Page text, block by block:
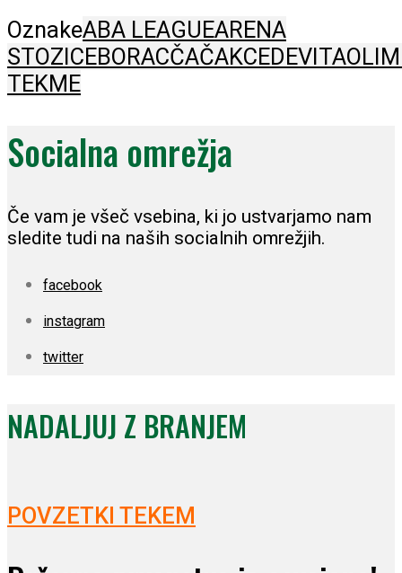
OznakeABA LEAGUEARENA
STOZICEBORACČAČAKCEDEVITA
TEKME
Socialna omrežja
Če vam je všeč vsebina, ki jo ustvarjamo nam
sledite tudi na naših socialnih omrežjih.
facebook
instagram
twitter
NADALJUJ Z BRANJEM
POVZETKI TEKEM